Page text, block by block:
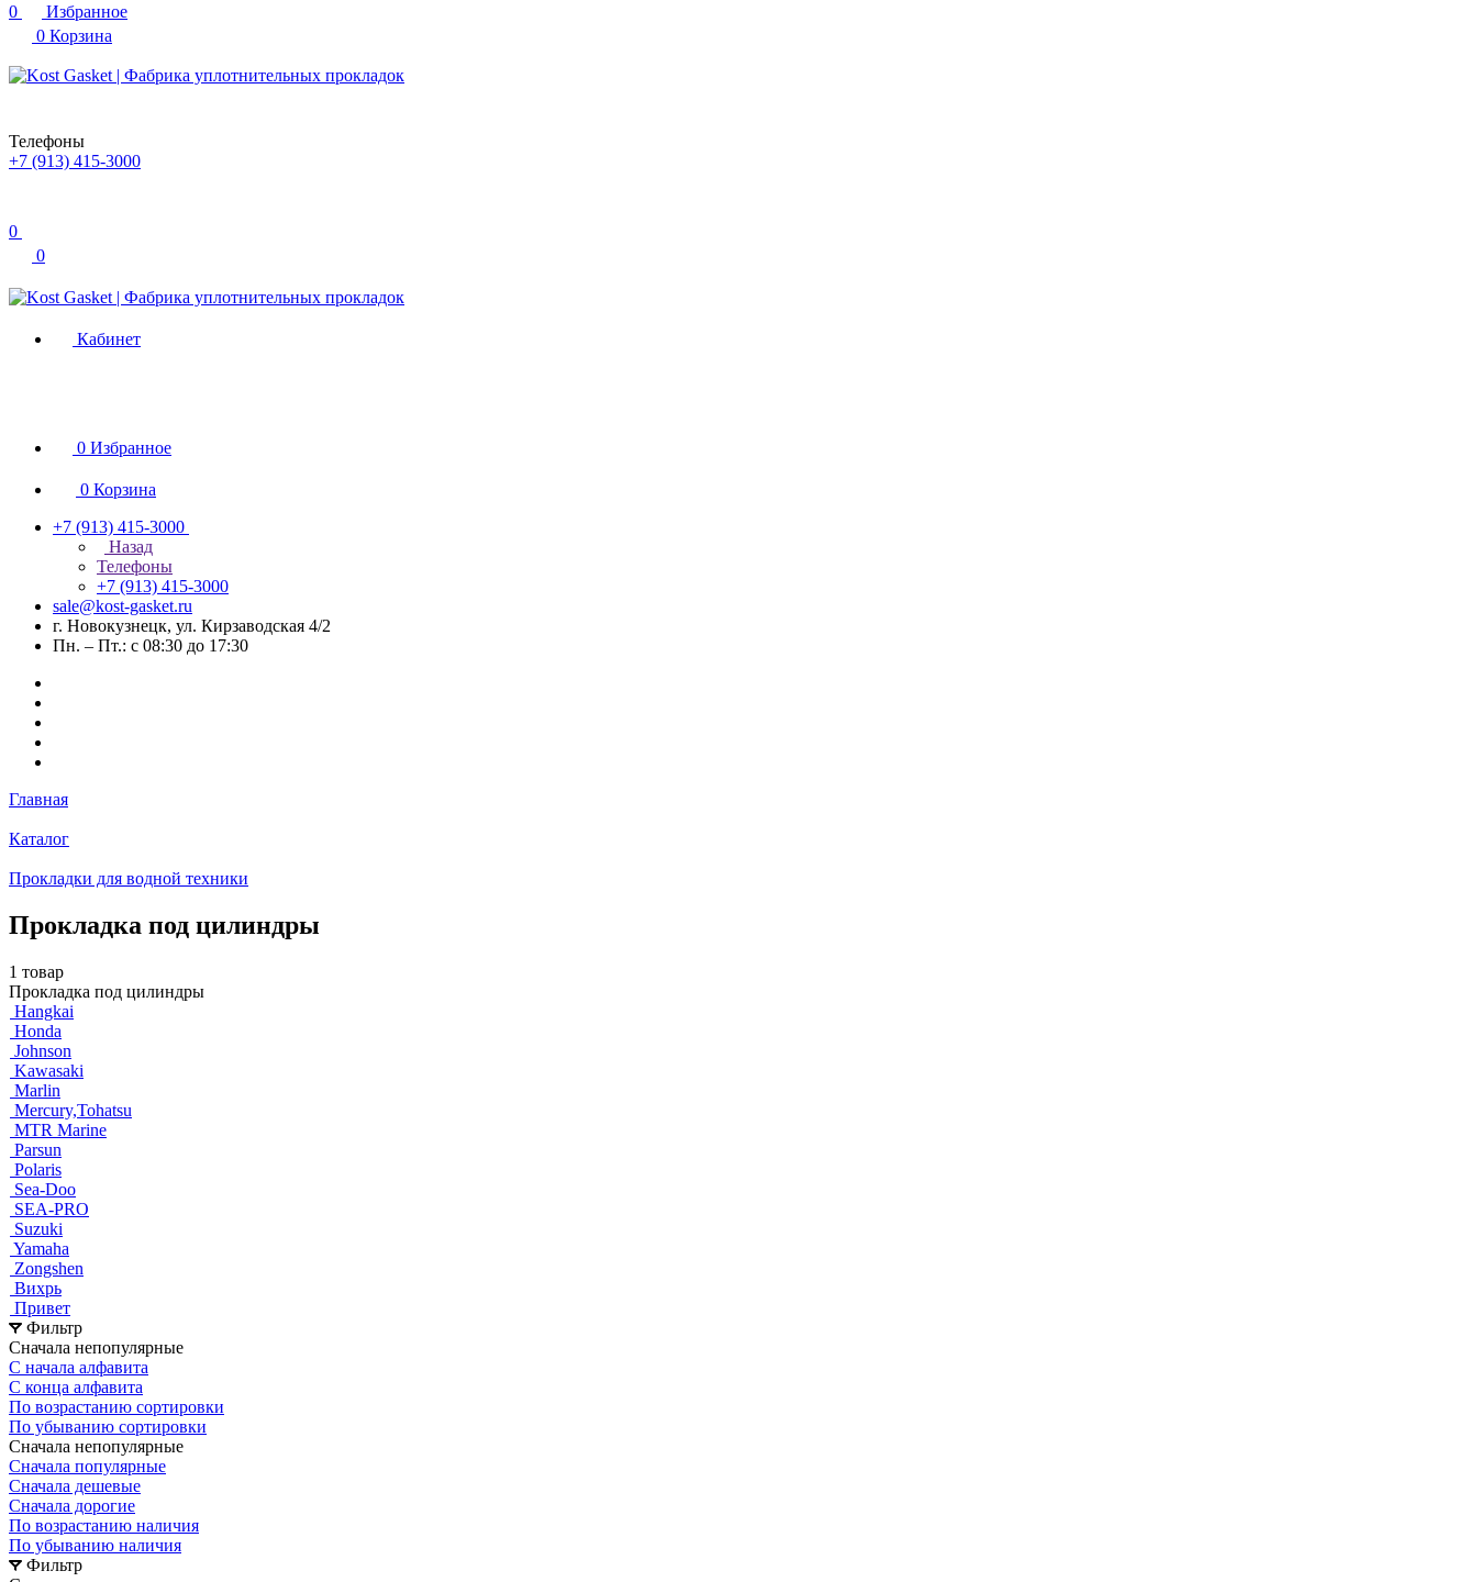
0
Избранное
0 Корзина
Телефоны
+7 (913) 415-3000
0
0
Кабинет
0 Избранное
0 Корзина
+7 (913) 415-3000
Назад
Телефоны
+7 (913) 415-3000
sale@kost-gasket.ru
г. Новокузнецк, ул. Кирзаводская 4/2
Пн. – Пт.: с 08:30 до 17:30
Главная
Каталог
Прокладки для водной техники
Прокладка под цилиндры
1 товар
Прокладка под цилиндры
Hangkai
Honda
Johnson
Kawasaki
Marlin
Mercury,Tohatsu
MTR Marine
Parsun
Polaris
Sea-Doo
SEA-PRO
Suzuki
Yamaha
Zongshen
Вихрь
Привет
Фильтр
Сначала непопулярные
С начала алфавита
С конца алфавита
По возрастанию сортировки
По убыванию сортировки
Сначала непопулярные
Сначала популярные
Сначала дешевые
Сначала дорогие
По возрастанию наличия
По убыванию наличия
Фильтр